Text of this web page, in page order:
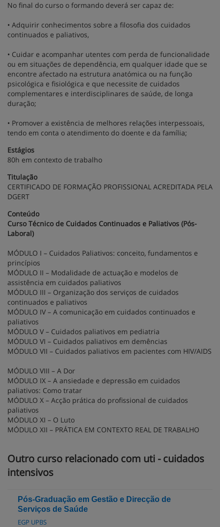
No final do curso o formando deverá ser capaz de:
• Adquirir conhecimentos sobre a filosofia dos cuidados
continuados e paliativos,
• Cuidar e acompanhar utentes com perda de funcionalidade
ou em situações de dependência, em qualquer idade que se
encontre afectado na estrutura anatómica ou na função
psicológica e fisiológica e que necessite de cuidados
complementares e interdisciplinares de saúde, de longa
duração;
• Promover a existência de melhores relações interpessoais,
tendo em conta o atendimento do doente e da família;
Estágios
80h em contexto de trabalho
Titulação
CERTIFICADO DE FORMAÇÃO PROFISSIONAL ACREDITADA PELA
DGERT
Conteúdo
Curso Técnico de Cuidados Continuados e Paliativos (Pós-
Laboral)
MÓDULO I – Cuidados Paliativos: conceito, fundamentos e
princípios
MÓDULO II – Modalidade de actuação e modelos de
assistência em cuidados paliativos
MÓDULO III – Organização dos serviços de cuidados
continuados e paliativos
MÓDULO IV – A comunicação em cuidados continuados e
paliativos
MÓDULO V – Cuidados paliativos em pediatria
MÓDULO VI – Cuidados paliativos em demências
MÓDULO VII – Cuidados paliativos em pacientes com HIV/AIDS
MÓDULO VIII – A Dor
MÓDULO IX – A ansiedade e depressão em cuidados
paliativos: Como tratar
MÓDULO X – Acção prática do profissional de cuidados
paliativos
MÓDULO XI – O Luto
MÓDULO XII – PRÁTICA EM CONTEXTO REAL DE TRABALHO
Outro curso relacionado com uti - cuidados
intensivos
Pós-Graduação em Gestão e Direcção de
Serviços de Saúde
EGP UPBS